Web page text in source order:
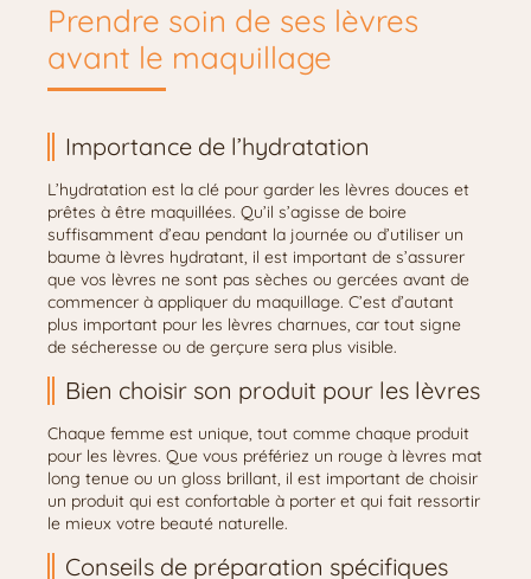
Prendre soin de ses lèvres
avant le maquillage
Importance de l’hydratation
L’hydratation est la clé pour garder les lèvres douces et
prêtes à être maquillées. Qu’il s’agisse de boire
suffisamment d’eau pendant la journée ou d’utiliser un
baume à lèvres hydratant, il est important de s’assurer
que vos lèvres ne sont pas sèches ou gercées avant de
commencer à appliquer du maquillage. C’est d’autant
plus important pour les lèvres charnues, car tout signe
de sécheresse ou de gerçure sera plus visible.
Bien choisir son produit pour les lèvres
Chaque femme est unique, tout comme chaque produit
pour les lèvres. Que vous préfériez un rouge à lèvres mat
long tenue ou un gloss brillant, il est important de choisir
un produit qui est confortable à porter et qui fait ressortir
le mieux votre beauté naturelle.
Conseils de préparation spécifiques